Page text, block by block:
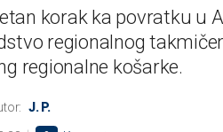
korak ka povratku u
regionalnog
regionalne košarke.
J. P.